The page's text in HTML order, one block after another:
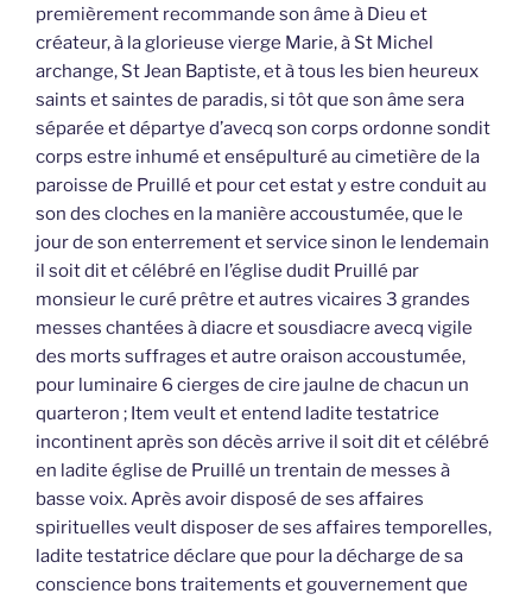
premièrement recommande son âme à Dieu et
créateur, à la glorieuse vierge Marie, à St Michel
archange, St Jean Baptiste, et à tous les bien heureux
saints et saintes de paradis, si tôt que son âme sera
séparée et départye d’avecq son corps ordonne sondit
corps estre inhumé et ensépulturé au cimetière de la
paroisse de Pruillé et pour cet estat y estre conduit au
son des cloches en la manière accoustumée, que le
jour de son enterrement et service sinon le lendemain
il soit dit et célébré en l’église dudit Pruillé par
monsieur le curé prêtre et autres vicaires 3 grandes
messes chantées à diacre et sousdiacre avecq vigile
des morts suffrages et autre oraison accoustumée,
pour luminaire 6 cierges de cire jaulne de chacun un
quarteron ; Item veult et entend ladite testatrice
incontinent après son décès arrive il soit dit et célébré
en ladite église de Pruillé un trentain de messes à
basse voix. Après avoir disposé de ses affaires
spirituelles veult disposer de ses affaires temporelles,
ladite testatrice déclare que pour la décharge de sa
conscience bons traitements et gouvernement que